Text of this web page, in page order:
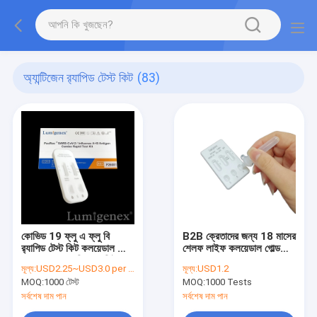
অ্যান্টিজেন র‌্যাপিড টেস্ট কিট (83)
কোভিড 19 ফ্লু এ ফ্লু বি
র‍্যাপিড টেস্ট কিট কলয়েডাল গোল্ড
মূল্য:USD2.25~USD3.0 per test Ex-work
MOQ:1000 টেস্ট
সর্বশেষ দাম পান
B2B ক্রেতাদের জন্য 18 মাসের
শেলফ লাইফ কলয়েডাল গোল্ড
মূল্য:USD1.2
MOQ:1000 Tests
সর্বশেষ দাম পান